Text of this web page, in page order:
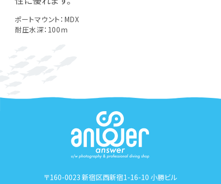
ポートマウント：MDX
耐圧水深：100m
〒160-0023 新宿区西新宿1-16-10 小勝ビル